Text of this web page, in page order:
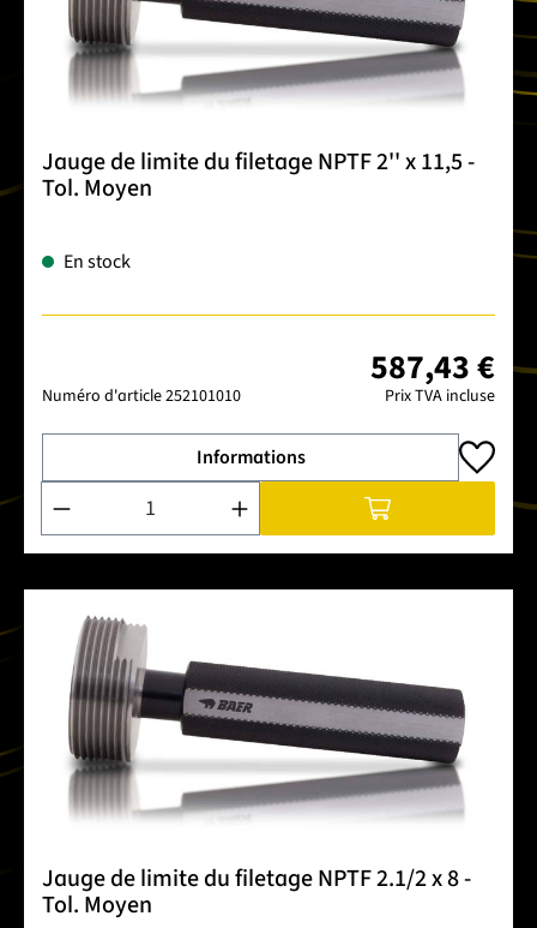
Jauge de limite du filetage NPTF 2'' x 11,5 -
Tol. Moyen
En stock
Numéro d'article252101010
587,43 €
Prix TVA incluse
Informations
Quantité de produit : Entrez la quantité souhaitée ou
Jauge de limite du filetage NPTF 2.1/2 x 8 -
Tol. Moyen